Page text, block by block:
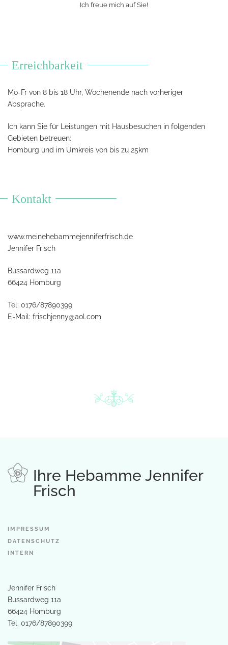
Ich freue mich auf Sie!
Erreichbarkeit
Mo-Fr von 8 bis 18 Uhr, Wochenende nach vorheriger
Absprache.
Ich kann Sie für Leistungen mit Hausbesuchen in folgenden
Gebieten betreuen:
Homburg und im Umkreis von bis zu 25km
Kontakt
www.meinehebammejenniferfrisch.de
Jennifer Frisch
Bussardweg 11a
66424 Homburg
Tel: 0176/87890399
E-Mail: frischjenny@aol.com
Ihre Hebamme Jennifer
Frisch
IMPRESSUM
DATENSCHUTZ
INTERN
Jennifer Frisch
Bussardweg 11a
66424 Homburg
Tel. 0176/87890399